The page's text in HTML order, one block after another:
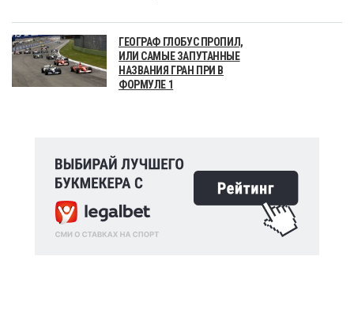
ГЕОГРАФ ГЛОБУС ПРОПИЛ,
ИЛИ САМЫЕ ЗАПУТАННЫЕ
НАЗВАНИЯ ГРАН ПРИ В
ФОРМУЛЕ 1